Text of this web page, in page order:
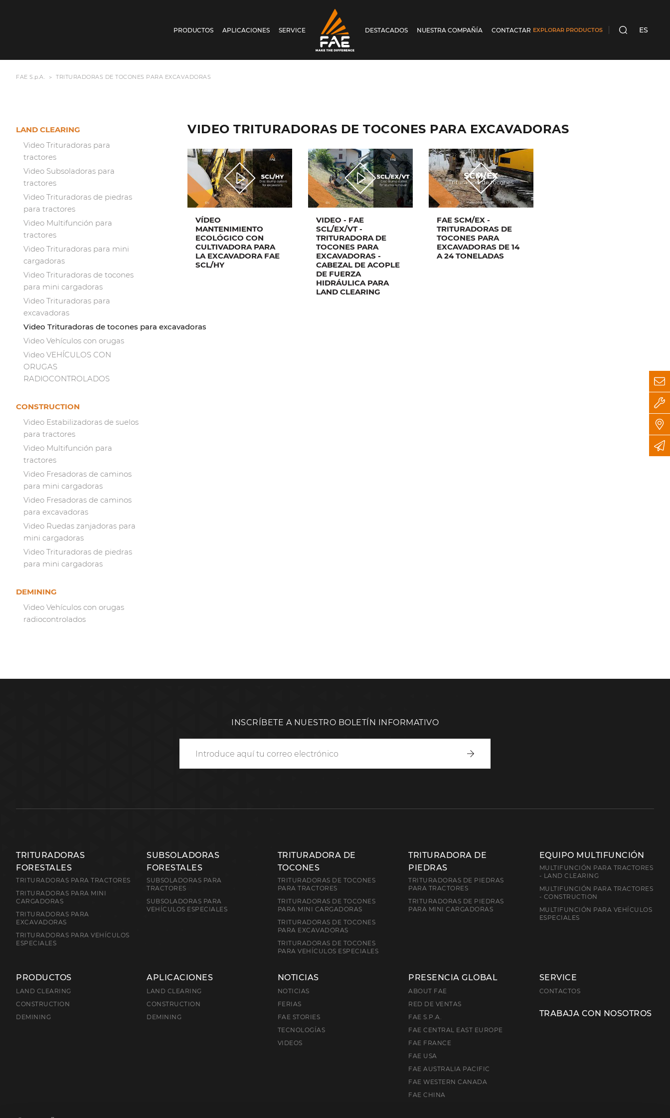
PRODUCTOS APLICACIONES SERVICE DESTACADOS NUESTRA COMPAÑÍA CONTACTAR EXPLORAR PRODUCTOS BUSCAES
FAE S.p.A. TRITURADORAS DE TOCONES PARA EXCAVADORAS
LAND CLEARING
Video Trituradoras para
tractores
Video Subsoladoras para
tractores
Video Trituradoras de piedras
para tractores
Video Multifunción para
tractores
Video Trituradoras para mini
cargadoras
Video Trituradoras de tocones
para mini cargadoras
Video Trituradoras para
excavadoras
Video Trituradoras de tocones para excavadoras
Video Vehículos con orugas
Video VEHÍCULOS CON
ORUGAS
RADIOCONTROLADOS
CONSTRUCTION
Video Estabilizadoras de suelos
para tractores
Video Multifunción para
tractores
Video Fresadoras de caminos
para mini cargadoras
Video Fresadoras de caminos
para excavadoras
Video Ruedas zanjadoras para
mini cargadoras
Video Trituradoras de piedras
para mini cargadoras
DEMINING
Video Vehículos con orugas
radiocontrolados
VIDEO TRITURADORAS DE TOCONES PARA EXCAVADORAS
VÍDEO
MANTENIMIENTO
ECOLÓGICO CON
CULTIVADORA PARA
LA EXCAVADORA FAE
SCL/HY
VIDEO - FAE
SCL/EX/VT -
TRITURADORA DE
TOCONES PARA
EXCAVADORAS -
CABEZAL DE ACOPLE
DE FUERZA
HIDRÁULICA PARA
LAND CLEARING
FAE SCM/EX -
TRITURADORAS DE
TOCONES PARA
EXCAVADORAS DE 14
A 24 TONELADAS
INSCRÍBETE A NUESTRO BOLETÍN INFORMATIVO
Inscríbete
TRITURADORAS
FORESTALES
TRITURADORAS PARA TRACTORES
TRITURADORAS PARA MINI
CARGADORAS
TRITURADORAS PARA
EXCAVADORAS
TRITURADORAS PARA VEHÍCULOS
ESPECIALES
SUBSOLADORAS
FORESTALES
SUBSOLADORAS PARA
TRACTORES
SUBSOLADORAS PARA
VEHÍCULOS ESPECIALES
TRITURADORA DE
TOCONES
TRITURADORAS DE TOCONES
PARA TRACTORES
TRITURADORAS DE TOCONES
PARA MINI CARGADORAS
TRITURADORAS DE TOCONES
PARA EXCAVADORAS
TRITURADORAS DE TOCONES
PARA VEHÍCULOS ESPECIALES
TRITURADORA DE
PIEDRAS
TRITURADORAS DE PIEDRAS
PARA TRACTORES
TRITURADORAS DE PIEDRAS
PARA MINI CARGADORAS
EQUIPO MULTIFUNCIÓN
MULTIFUNCIÓN PARA TRACTORES
- LAND CLEARING
MULTIFUNCIÓN PARA TRACTORES
- CONSTRUCTION
MULTIFUNCIÓN PARA VEHÍCULOS
ESPECIALES
PRODUCTOS
LAND CLEARING
CONSTRUCTION
DEMINING
APLICACIONES
LAND CLEARING
CONSTRUCTION
DEMINING
NOTICIAS
NOTICIAS
FERIAS
FAE STORIES
TECNOLOGÍAS
VIDEOS
PRESENCIA GLOBAL
ABOUT FAE
RED DE VENTAS
FAE S.P.A.
FAE CENTRAL EAST EUROPE
FAE FRANCE
FAE USA
FAE AUSTRALIA PACIFIC
FAE WESTERN CANADA
FAE CHINA
SERVICE
CONTACTOS
TRABAJA CON NOSOTROS